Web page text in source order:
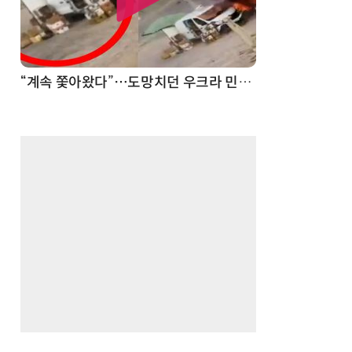
“계속 쫓아왔다”…도망치던 우크라 민간인 공격한 러 자폭 드론